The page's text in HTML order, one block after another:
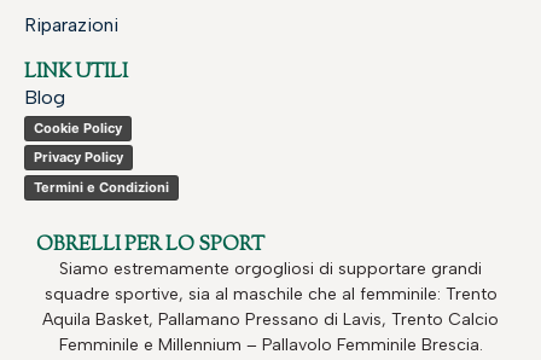
Riparazioni
LINK UTILI
Blog
Cookie Policy
Privacy Policy
Termini e Condizioni
OBRELLI PER LO SPORT
Siamo estremamente orgogliosi di supportare grandi
squadre sportive, sia al maschile che al femminile: Trento
Aquila Basket, Pallamano Pressano di Lavis, Trento Calcio
Femminile e Millennium – Pallavolo Femminile Brescia.